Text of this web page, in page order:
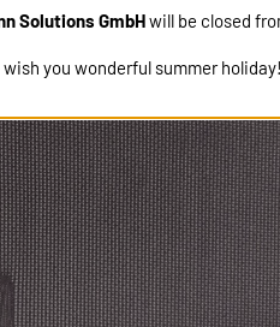
Solutions GmbHwill be closed
wish you wonderful summer holiday!